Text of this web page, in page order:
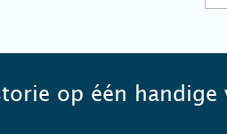
op één handige